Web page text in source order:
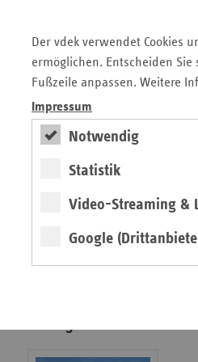
Der vdek verwendet Cookies
ermöglichen. Entscheiden
Fußzeile anpassen. Weitere
Impressum
Notwendig
Statistik
Video-Streaming &
Google
regionalstark
weiter
Präventionsprojekte der
Gesund­heits­­förderung in der
Pflege­einrichtungen und im